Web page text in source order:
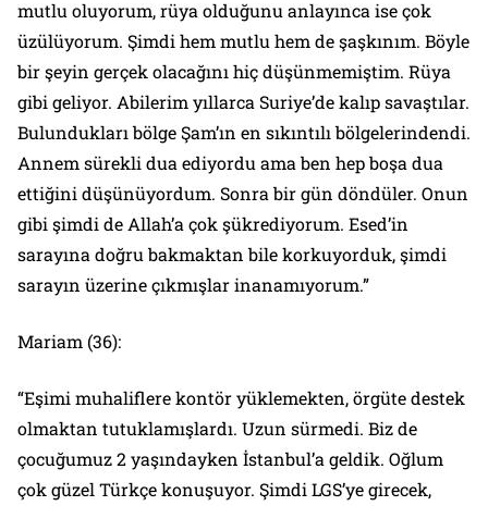
mutlu oluyorum, rüya olduğunu anlayınca ise çok
üzülüyorum. Şimdi hem mutlu hem de şaşkınım. Böyle
bir şeyin gerçek olacağını hiç düşünmemiştim. Rüya
gibi geliyor. Abilerim yıllarca Suriye’de kalıp savaştılar.
Bulundukları bölge Şam’ın en sıkıntılı bölgelerindendi.
Annem sürekli dua ediyordu ama ben hep boşa dua
ettiğini düşünüyordum. Sonra bir gün döndüler. Onun
gibi şimdi de Allah’a çok şükrediyorum. Esed’in
sarayına doğru bakmaktan bile korkuyorduk, şimdi
sarayın üzerine çıkmışlar inanamıyorum.”
Mariam (36):
“Eşimi muhaliflere kontör yüklemekten, örgüte destek
olmaktan tutuklamışlardı. Uzun sürmedi. Biz de
çocuğumuz 2 yaşındayken İstanbul’a geldik. Oğlum
çok güzel Türkçe konuşuyor. Şimdi LGS’ye girecek,